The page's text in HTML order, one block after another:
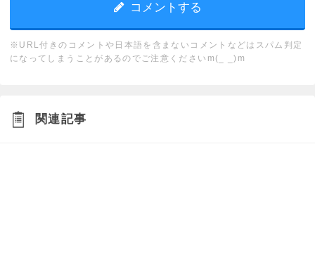
※URL付きのコメントや日本語を含まないコメントなどはスパム判定
になってしまうことがあるのでご注意くださいm(_ _)m
関連記事